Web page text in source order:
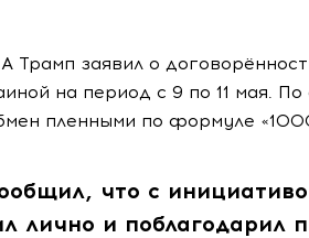
Трамп заявил о
на период с 9 по 11 мая.
пленными по формуле
что с
лично и поблагодарил